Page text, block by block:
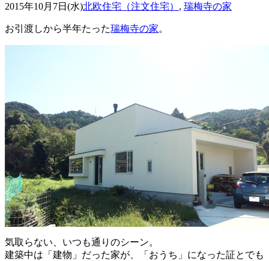
2015年10月7日(水)北欧住宅（注文住宅） , 瑞梅寺の家
お引渡しから半年たった瑞梅寺の家。
気取らない、いつも通りのシーン。
建築中は「建物」だった家が、「おうち」になった証とでも